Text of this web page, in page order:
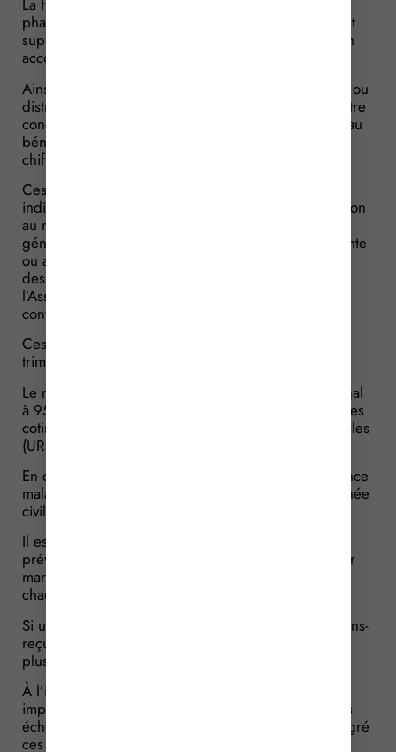
La fixation du prix de vente des produits
pharmaceutiques faisant l’objet d’un remboursement
suppose la mise en place d’une concertation et d’un
accord avec l’assurance maladie.
Ainsi, pour les entreprises qui exploitent, importent ou
distribuent ces produits, des conventions peuvent être
conclues avec l’Assurance maladie visant à prévoir, au
bénéfice de celle-ci, une remise d’une partie du
chiffre d’affaires réalisé sur ces produits.
Ces conventions, qui peuvent être nationales ou
individuelles, sont souvent une condition sine qua non
au remboursement des produits. Elles prévoient
généralement qu’au-delà d’un certain volume de vente
ou au-delà d’un certain chiffre d’affaires, une partie
des gains réalisés doit être reversée auprès de
l’Assurance maladie. On parle alors de remises
conventionnelles.
Ces remises font l’objet d’un paiement provisionnel
trimestriel en 4 parts égales sur l’année.
Le montant total de ces provisions sur l’année est égal
à 95 % du montant dû à l’Union de recouvrement des
cotisations de sécurité sociale et d’allocations familiales
(URSSAF) au titre de l’antépénultième année civile.
En cas de trop-perçu ou de moins-reçu par l’assurance
maladie, des régularisations sont opérées dans l’année
civile qui suit.
Il est désormais précisé que ces versements
prévisionnels doivent être versés au plus tard les 1er
mars, 1er juin, 1er septembre et 1er décembre de
chaque année.
Si une régularisation est nécessaire en cas d’un moins-
reçu, le versement de régularisation doit être fait au
plus tard le 1er décembre de l’année suivante.
À l’inverse, en cas de trop-perçu, son montant est
imputé sur les provisions de l’année suivante. Le cas
échéant, en cas d’excédent restant à récupérer malgré
ces imputations, un versement complémentaire de